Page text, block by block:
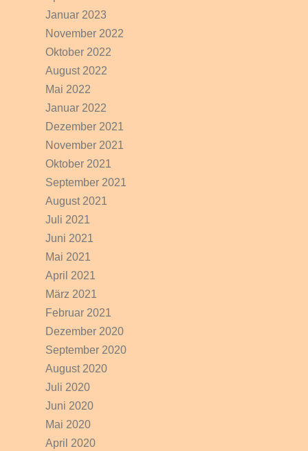
Januar 2023
November 2022
Oktober 2022
August 2022
Mai 2022
Januar 2022
Dezember 2021
November 2021
Oktober 2021
September 2021
August 2021
Juli 2021
Juni 2021
Mai 2021
April 2021
März 2021
Februar 2021
Dezember 2020
September 2020
August 2020
Juli 2020
Juni 2020
Mai 2020
April 2020